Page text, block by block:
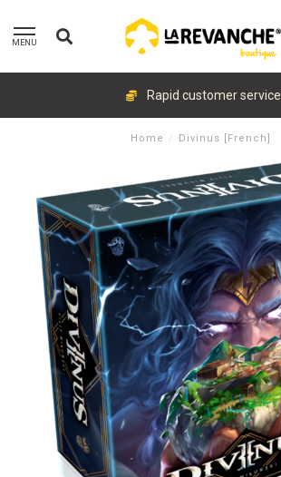
MENU
Rapid customer service
Home / Divinus [French]